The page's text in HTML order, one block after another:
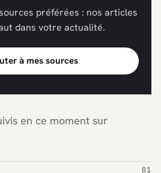
préférées : nos articles
dans votre actualité.
à mes sources
en ce moment sur